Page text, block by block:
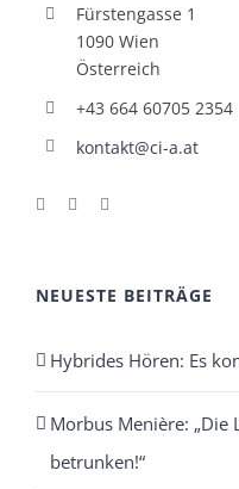
Fürstengasse 1
1090 Wien
Österreich
+43 664 60705 2354
kontakt@ci-a.at
NEUESTE BEITRÄGE
Hybrides Hören: Es
Morbus Menière: „Die
betrunken!“